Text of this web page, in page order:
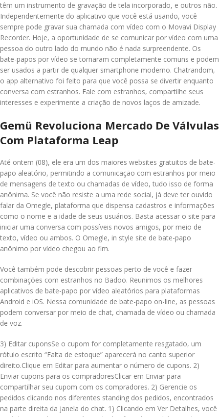
têm um instrumento de gravação de tela incorporado, e outros não.
Independentemente do aplicativo que você está usando, você
sempre pode gravar sua chamada com vídeo com o Movavi Display
Recorder. Hoje, a oportunidade de se comunicar por vídeo com uma
pessoa do outro lado do mundo não é nada surpreendente. Os
bate-papos por vídeo se tornaram completamente comuns e podem
ser usados a partir de qualquer smartphone moderno. Chatrandom,
o app alternativo foi feito para que você possa se divertir enquanto
conversa com estranhos. Fale com estranhos, compartilhe seus
interesses e experimente a criação de novos laços de amizade.
Gemü Revoluciona Mercado De Válvulas
Com Plataforma Leap
Até ontem (08), ele era um dos maiores websites gratuitos de bate-
papo aleatório, permitindo a comunicação com estranhos por meio
de mensagens de texto ou chamadas de vídeo, tudo isso de forma
anônima. Se você não resiste a uma rede social, já deve ter ouvido
falar da Omegle, plataforma que dispensa cadastros e informações
como o nome e a idade de seus usuários. Basta acessar o site para
iniciar uma conversa com possíveis novos amigos, por meio de
texto, vídeo ou ambos. O Omegle, in style site de bate-papo
anônimo por vídeo chegou ao fim.
Você também pode descobrir pessoas perto de você e fazer
combinações com estranhos no Badoo. Reunimos os melhores
aplicativos de bate-papo por vídeo aleatórios para plataformas
Android e iOS. Nessa comunidade de bate-papo on-line, as pessoas
podem conversar por meio de chat, chamada de vídeo ou chamada
de voz.
3) Editar cuponsSe o cupom for completamente resgatado, um
rótulo escrito “Falta de estoque” aparecerá no canto superior
direito.Clique em Editar para aumentar o número de cupons. 2)
Enviar cupons para os compradoresClicar em Enviar para
compartilhar seu cupom com os compradores. 2) Gerencie os
pedidos clicando nos diferentes standing dos pedidos, encontrados
na parte direita da janela do chat. 1) Clicando em Ver Detalhes, você